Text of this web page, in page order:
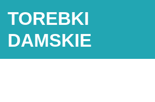
TOREBKI
DAMSKIE